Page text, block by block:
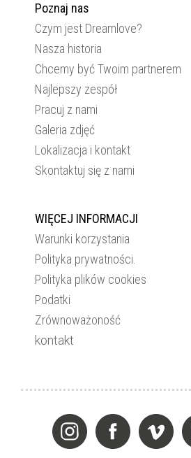
Poznaj nas
Czym jest Dreamlove?
Nasza historia
Chcemy być Twoim partnerem
Najlepszy zespół
Pracuj z nami
Galeria zdjęć
Lokalizacja i kontakt
Skontaktuj się z nami
WIĘCEJ INFORMACJI
Warunki korzystania
Polityka prywatności.
Polityka plików cookies
Podatki
Zrównoważoność
kontakt